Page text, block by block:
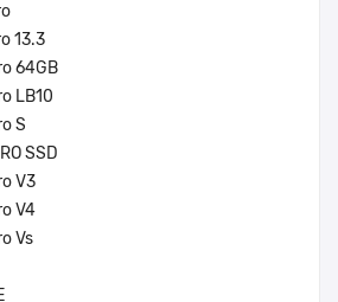
13.3
64GB
LB10
S
SSD
V3
V4
Vs